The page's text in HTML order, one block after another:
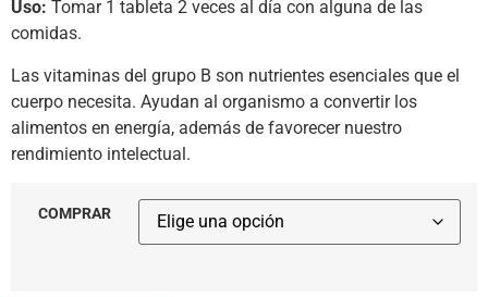
Uso: Tomar 1 tableta 2 veces al día con alguna de las
comidas.
Las vitaminas del grupo B son nutrientes esenciales que el
cuerpo necesita. Ayudan al organismo a convertir los
alimentos en energía, además de favorecer nuestro
rendimiento intelectual.
COMPRAR